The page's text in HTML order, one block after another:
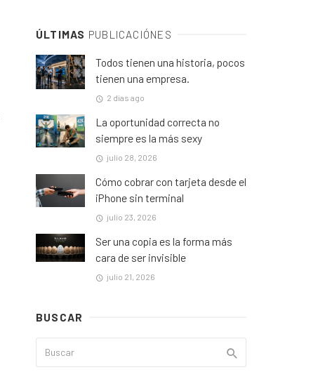
ÚLTIMAS PUBLICACIÓNES
Todos tienen una historia, pocos
tienen una empresa.
2 días ago
La oportunidad correcta no
siempre es la más sexy
julio 28, 2026
Cómo cobrar con tarjeta desde el
iPhone sin terminal
julio 23, 2026
Ser una copia es la forma más
cara de ser invisible
julio 21, 2026
BUSCAR